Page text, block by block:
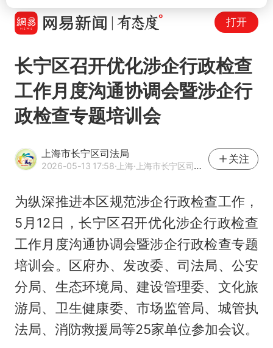
打开
长宁区召开优化涉企行政检查
工作月度沟通协调会暨涉企行
政检查专题培训会
上海市长宁区司法局
2026-05-13 17:58·上海·上海市长宁区司法局官方网易号
关注
为纵深推进本区规范涉企行政检查工作，
5月12日，长宁区召开优化涉企行政检查
工作月度沟通协调会暨涉企行政检查专题
培训会。区府办、发改委、司法局、公安
分局、生态环境局、建设管理委、文化旅
游局、卫生健康委、市场监管局、城管执
法局、消防救援局等25家单位参加会议。